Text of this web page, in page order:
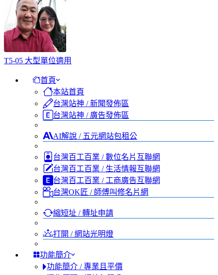
T5-05 大型單位適用
首頁
本站首頁
台灣站神 / 新聞發佈區
台灣站神 / 廣告發佈區
AI解說 / 五元網站包租公
台灣百工百業 / 數位名片互聯網
台灣百工百業 / 生活情報互聯網
台灣百工百業 / 工商廣告互聯網
台灣OK匠 / 師傅叫修名片網
縮短址 / 轉址申請
打開 / 網站光明燈
功能簡介
功能簡介 / 專業且平價